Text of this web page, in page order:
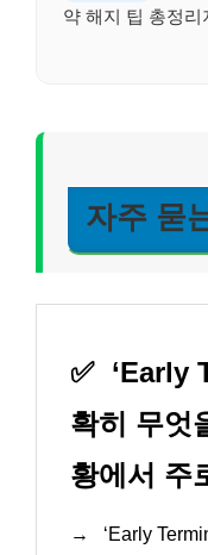
약 해지 팁 총정
자주 묻
✅ ‘Early
확히 무엇
황에서 주
→
‘Early